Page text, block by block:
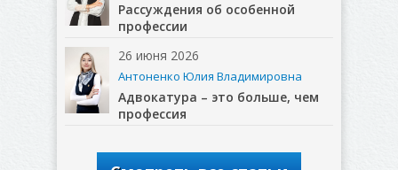
Рассуждения об особенной
профессии
26 июня 2026
Антоненко Юлия Владимировна
Адвокатура – это больше, чем
профессия